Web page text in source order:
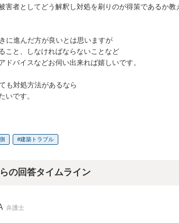
害者としてどう解釈し対処を刷りのが得策であるか教
に進んだ方が良いとは思いますが
こと、しなければならないことなど
ドバイスなどお伺い出来れば嬉しいです。
も対処方法があるなら
いです。
建築トラブル
の回答タイムライン
弁護士